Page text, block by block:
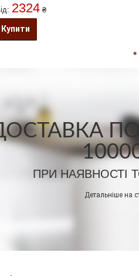
2324 ₴
Купити
ПРИ НАЯВНОСТІ
Детальніше на